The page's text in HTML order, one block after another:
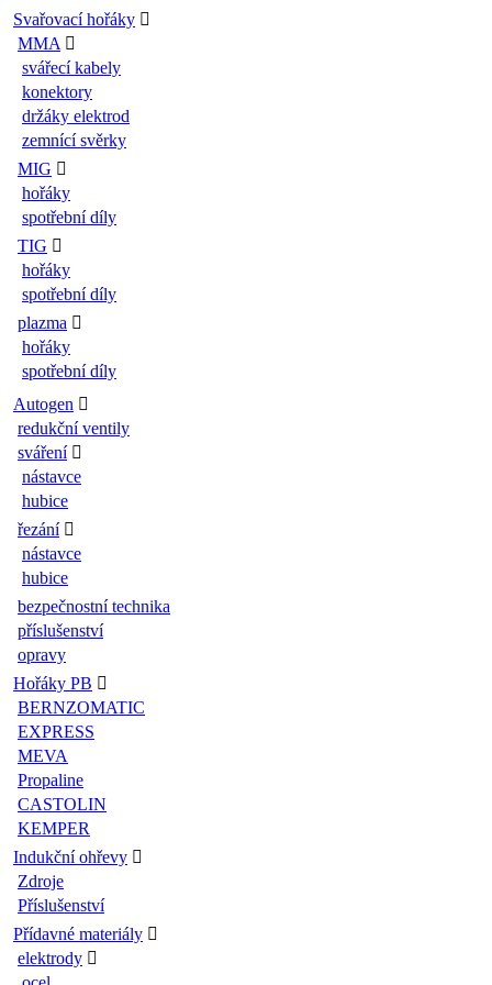
Svařovací hořáky
MMA
svářecí kabely
konektory
držáky elektrod
zemnící svěrky
MIG
hořáky
spotřební díly
TIG
hořáky
spotřební díly
plazma
hořáky
spotřební díly
Autogen
redukční ventily
sváření
nástavce
hubice
řezání
nástavce
hubice
bezpečnostní technika
příslušenství
opravy
Hořáky PB
BERNZOMATIC
EXPRESS
MEVA
Propaline
CASTOLIN
KEMPER
Indukční ohřevy
Zdroje
Příslušenství
Přídavné materiály
elektrody